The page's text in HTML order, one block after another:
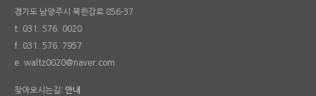
경기도 남양주시 북한강로 856-37
t. 031. 576. 0020
f. 031. 576. 7957
e. waltz0020@naver.com
찾아오시는길: 안내